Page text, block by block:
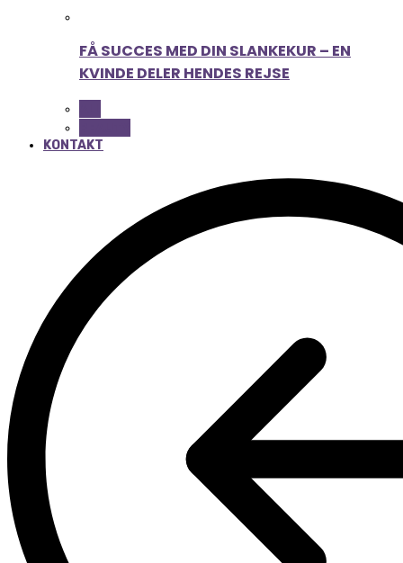
FÅ SUCCES MED DIN SLANKEKUR – EN
KVINDE DELER HENDES REJSE
KONTAKT